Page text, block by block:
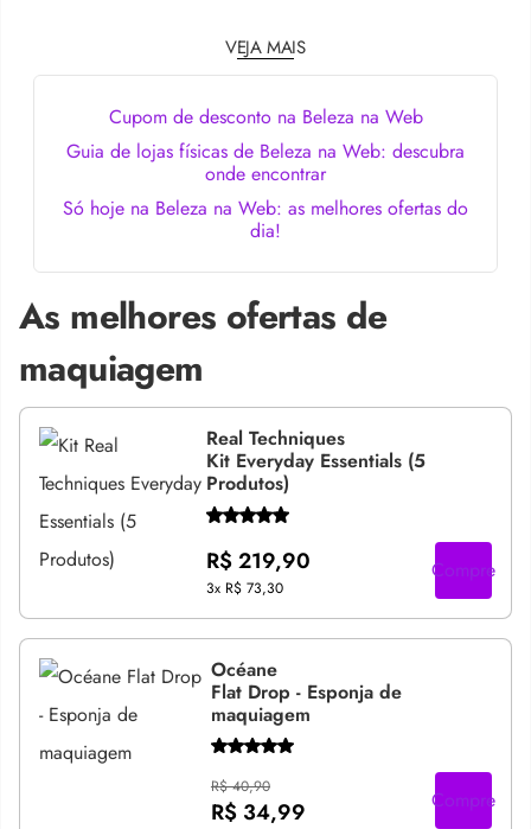
VEJA MAIS
Cupom de desconto na Beleza na Web
Guia de lojas físicas de Beleza na Web: descubra
onde encontrar
Só hoje na Beleza na Web: as melhores ofertas do
dia!
As melhores ofertas de
maquiagem
Real Techniques
Kit Everyday Essentials (5
Produtos)
R$ 219,90
3x R$ 73,30
Compre
Océane
Flat Drop - Esponja de
maquiagem
R$ 40,90
R$ 34,99 Compre